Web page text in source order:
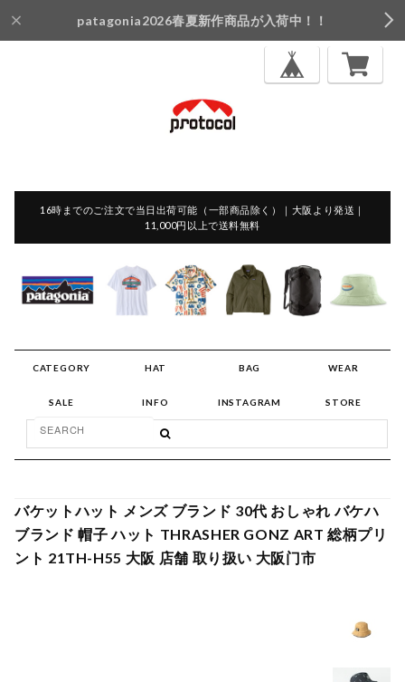
patagonia2026春夏新作商品が入荷中！！
16時までのご注文で当日出荷可能（一部商品除く）｜大阪より発送｜
11,000円以上で送料無料
CATEGORY HAT BAG WEAR
SALE INFO INSTAGRAM STORE
バケットハット メンズ ブランド 30代 おしゃれ バケハ
ブランド 帽子 ハット THRASHER GONZ ART 総柄プリ
ント 21TH-H55 大阪 店舗 取り扱い 大阪门市